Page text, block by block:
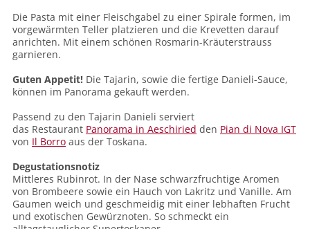
Die Pasta mit einer Fleischgabel zu einer Spirale formen, im
vorgewärmten Teller platzieren und die Krevetten darauf
anrichten. Mit einem schönen Rosmarin-Kräuterstrauss
garnieren.
Guten Appetit! Die Tajarin, sowie die fertige Danieli-Sauce,
können im Panorama gekauft werden.
Passend zu den Tajarin Danieli serviert
das Restaurant Panorama in Aeschiried den Pian di Nova IGT
von Il Borro aus der Toskana.
Degustationsnotiz
Mittleres Rubinrot. In der Nase schwarzfruchtige Aromen
von Brombeere sowie ein Hauch von Lakritz und Vanille. Am
Gaumen weich und geschmeidig mit einer lebhaften Frucht
und exotischen Gewürznoten. So schmeckt ein